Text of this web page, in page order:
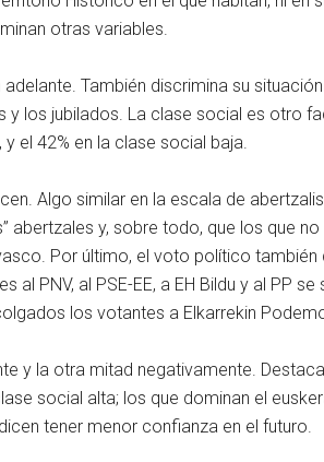
otras variables.
También discrimina su
los jubilados. La clase social es otro
el 42% en la clase social baja.
Algo similar en la escala de
y, sobre todo, que los que
Por último, el voto político también
PNV, al PSE-EE, a EH Bildu y al PP se
los votantes a Elkarrekin
y la otra mitad negativamente.
social alta; los que dominan el
tener menor confianza en el futuro.